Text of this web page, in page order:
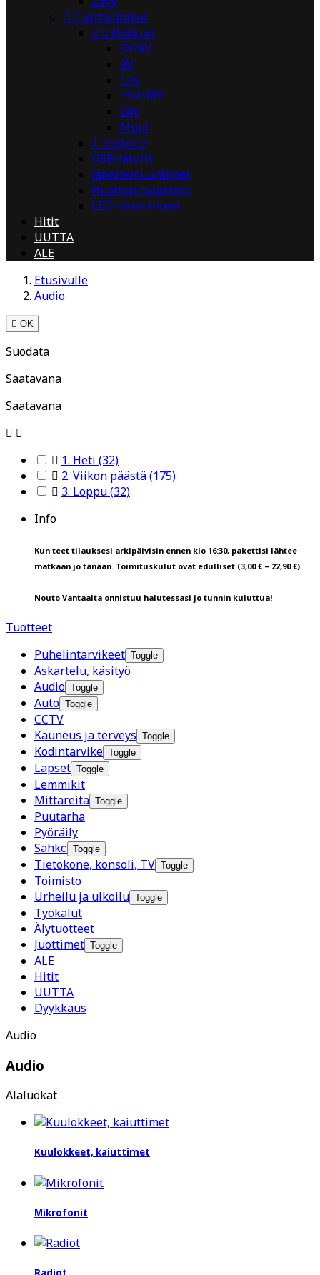
  Virtalähteet
  Hakkuri
5V/6V
9V
12V
15V/18V
24V
Muut
Tietokone
USB-laturit
Jännitemuuntimet
Huoltovirtalähteet
LED-virtalähteet
Hitit
UUTTA
ALE
Etusivulle
Audio
 OK
Suodata
Saatavana
Saatavana
 
 1. Heti (32)
 2. Viikon päästä(175)
 3. Loppu(32)
Info
Kun teet tilauksesi arkipäivisin ennen klo 16:30, pakettisi lähtee
matkaan jo tänään. Toimituskulut ovat edulliset (3,00 € – 22,90 €).
Nouto Vantaalta onnistuu halutessasi jo tunnin kuluttua!
Tuotteet
Puhelintarvikeet Toggle
Askartelu, käsityö
Audio Toggle
Auto Toggle
CCTV
Kauneus ja terveys Toggle
Kodintarvike Toggle
Lapset Toggle
Lemmikit
Mittareita Toggle
Puutarha
Pyöräily
Sähkö Toggle
Tietokone, konsoli, TV Toggle
Toimisto
Urheilu ja ulkoilu Toggle
Työkalut
Älytuotteet
Juottimet Toggle
ALE
Hitit
UUTTA
Dyykkaus
Audio
Audio
Alaluokat
Kuulokkeet, kaiuttimet
Mikrofonit